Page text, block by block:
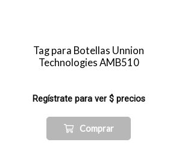
Tag para Botellas Unnion
Technologies AMB510
Regístrate para ver $ precios
Comprar